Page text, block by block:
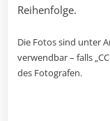
Reihenfolge.
Die Fotos sind unter
verwendbar – falls
des Fotografen.